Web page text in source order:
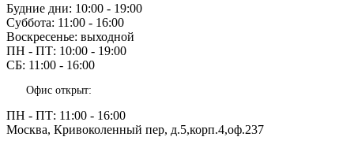
Будние дни: 10:00 - 19:00
Суббота: 11:00 - 16:00
Воскресенье: выходной
ПН - ПТ: 10:00 - 19:00
СБ: 11:00 - 16:00
Офис открыт:
ПН - ПТ: 11:00 - 16:00
Москва, Кривоколенный пер, д.5,корп.4,оф.237